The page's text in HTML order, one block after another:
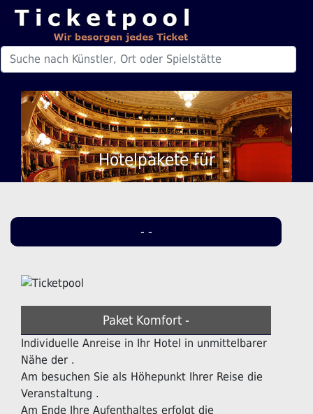
Hotelpakete für
- -
Paket Komfort -
Individuelle Anreise in Ihr Hotel in unmittelbarer
Nähe der .
Am besuchen Sie als Höhepunkt Ihrer Reise die
Veranstaltung .
Am Ende Ihre Aufenthaltes erfolgt die